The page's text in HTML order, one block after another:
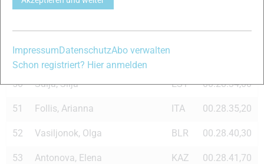
47
Ludmila
48 Stemland, Kristin Muerer NOR 00.28.31,50
49 Tafjord, Ann Eli
50 Suija, Silja EST 00.28.34,00
51 Follis, Arianna ITA 00.28.35,20
52 Vasiljonok, Olga BLR 00.28.40,30
53 Antonova, Elena KAZ 00.28.41,70
Impressum DatenschutzAbo verwalten
Schon registriert? Hier anmelden